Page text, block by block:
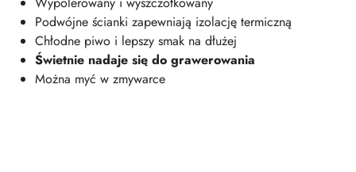
Podwójne ścianki zapewniają izolację termiczną
Chłodne piwo i lepszy smak na dłużej
Świetnie nadaje się do grawerowania
Można myć w zmywarce